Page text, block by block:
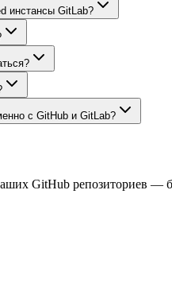
инстансы GitLab?
с GitHub и GitLab?
GitHub репозиториев —